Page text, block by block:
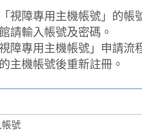
視障專用主機帳號」的帳
請輸入帳號及密碼。
障專用主機帳號」申請流
主機帳號後重新註冊。